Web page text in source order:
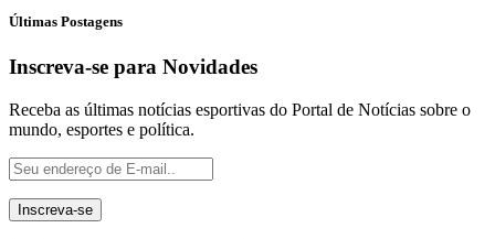
Últimas Postagens
Inscreva-se para Novidades
Receba as últimas notícias esportivas do Portal de Notícias sobre o
mundo, esportes e política.